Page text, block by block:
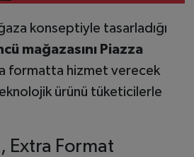
konseptiyle tasarladığı
mağazasını Piazza
formatta hizmet verecek
ürünü tüketicilerle
Extra Format